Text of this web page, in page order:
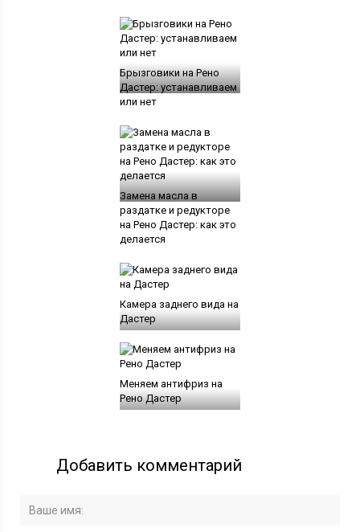
Брызговики на Рено
Дастер: устанавливаем
или нет
Замена масла в
раздатке и редукторе
на Рено Дастер: как это
делается
Камера заднего вида на
Дастер
Меняем антифриз на
Рено Дастер
Добавить комментарий